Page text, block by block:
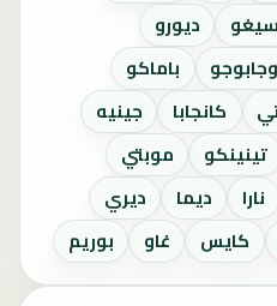
سيغو
ديورو
باماكو
كانجابا
جينيه
تينينكو
موبتي
نارا ديما
ديري
كايس غاو بوريم